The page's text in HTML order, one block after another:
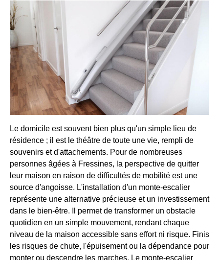
Le domicile est souvent bien plus qu'un simple lieu de
résidence ; il est le théâtre de toute une vie, rempli de
souvenirs et d'attachements. Pour de nombreuses
personnes âgées à Fressines, la perspective de quitter
leur maison en raison de difficultés de mobilité est une
source d'angoisse. L'installation d'un monte-escalier
représente une alternative précieuse et un investissement
dans le bien-être. Il permet de transformer un obstacle
quotidien en un simple mouvement, rendant chaque
niveau de la maison accessible sans effort ni risque. Finis
les risques de chute, l'épuisement ou la dépendance pour
monter ou descendre les marches. Le monte-escalier